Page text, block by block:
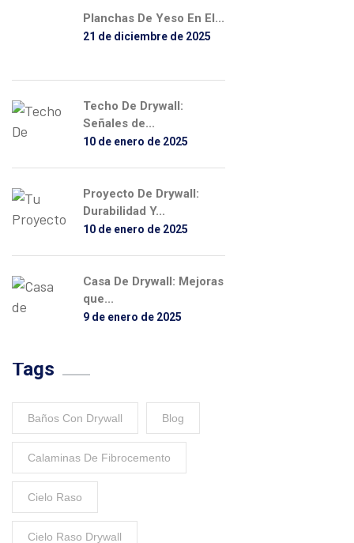
Planchas De Yeso En El...
21 de diciembre de 2025
Techo De Drywall:
Señales de...
10 de enero de 2025
Proyecto De Drywall:
Durabilidad Y...
10 de enero de 2025
Casa De Drywall: Mejoras
que...
9 de enero de 2025
Tags
Baños Con Drywall Blog
Calaminas De Fibrocemento
Cielo Raso
Cielo Raso Drywall